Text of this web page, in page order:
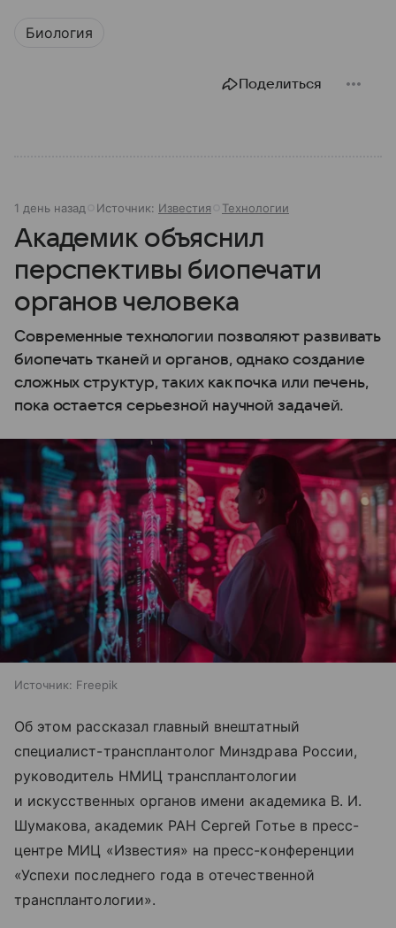
Биология
Поделиться
1 день назад Источник: Известия Технологии
Академик объяснил
перспективы биопечати
органов человека
Современные технологии позволяют развивать
биопечать тканей и органов, однако создание
сложных структур, таких как почка или печень,
пока остается серьезной научной задачей.
Источник: Freepik
Об этом рассказал главный внештатный
специалист-трансплантолог Минздрава России,
руководитель НМИЦ трансплантологии
и искусственных органов имени академика В. И.
Шумакова, академик РАН Сергей Готье в пресс-
центре МИЦ «Известия» на пресс-конференции
«Успехи последнего года в отечественной
трансплантологии».